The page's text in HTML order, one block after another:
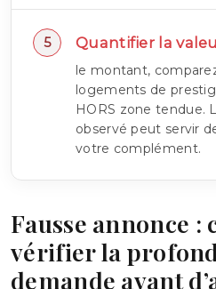
Quantifier la
le montant,
logements de
HORS zone tendue.
observé peut servir
votre complément.
Fausse annonce :
vérifier la
demande avant